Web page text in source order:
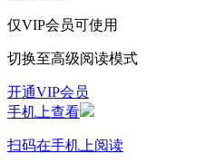
仅VIP会员可使用
切换至高级阅读模式
开通VIP会员
手机上查看
扫码在手机上阅读